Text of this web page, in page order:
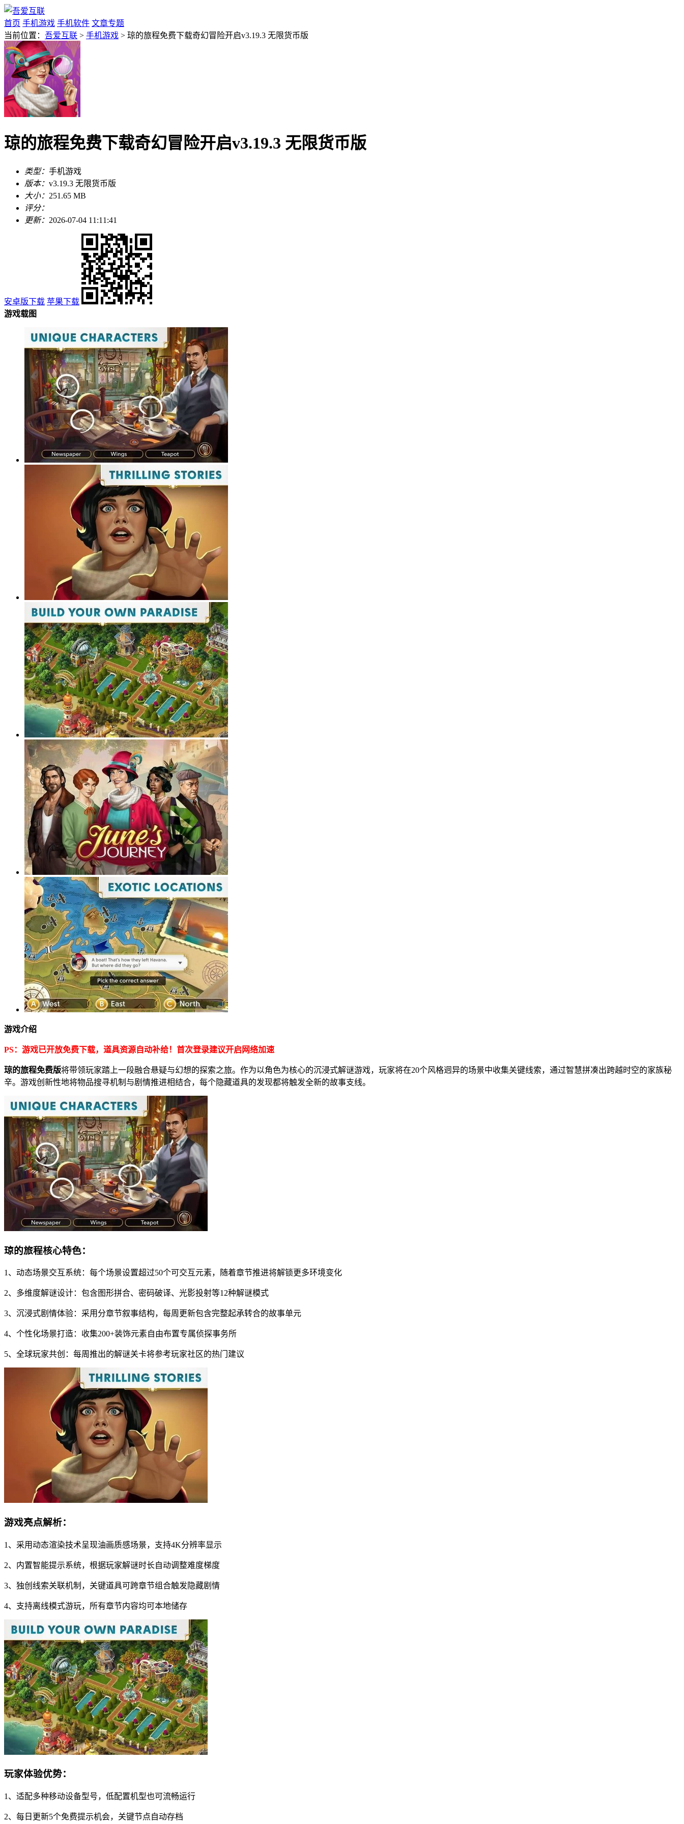
首页 手机游戏 手机软件 文章专题
当前位置： 吾爱互联 > 手机游戏 > 琼的旅程免费下载奇幻冒险开启v3.19.3 无限货币版
琼的旅程免费下载奇幻冒险开启v3.19.3 无限货币版
类型： 手机游戏
版本： v3.19.3 无限货币版
大小： 251.65 MB
评分：
更新： 2026-07-04 11:11:41
安卓版下载 苹果下载
游戏载图
游戏介绍
PS：游戏已开放免费下载，道具资源自动补给！首次登录建议开启网络加速
琼的旅程免费版将带领玩家踏上一段融合悬疑与幻想的探索之旅。作为以角色为核心的沉浸式解谜游戏，玩家将在20个风格迥异的场景中收集关键线索，通过智慧拼凑出跨越时空的家族秘
辛。游戏创新性地将物品搜寻机制与剧情推进相结合，每个隐藏道具的发现都将触发全新的故事支线。
琼的旅程核心特色：
1、动态场景交互系统：每个场景设置超过50个可交互元素，随着章节推进将解锁更多环境变化
2、多维度解谜设计：包含图形拼合、密码破译、光影投射等12种解谜模式
3、沉浸式剧情体验：采用分章节叙事结构，每周更新包含完整起承转合的故事单元
4、个性化场景打造：收集200+装饰元素自由布置专属侦探事务所
5、全球玩家共创：每周推出的解谜关卡将参考玩家社区的热门建议
游戏亮点解析：
1、采用动态渲染技术呈现油画质感场景，支持4K分辨率显示
2、内置智能提示系统，根据玩家解谜时长自动调整难度梯度
3、独创线索关联机制，关键道具可跨章节组合触发隐藏剧情
4、支持离线模式游玩，所有章节内容均可本地储存
玩家体验优势：
1、适配多种移动设备型号，低配置机型也可流畅运行
2、每日更新5个免费提示机会，关键节点自动存档